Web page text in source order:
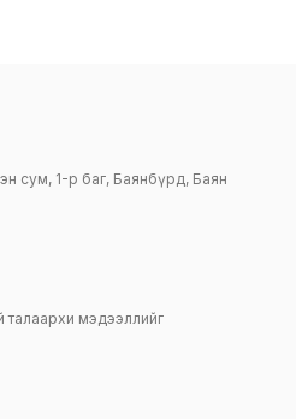
сум, 1-р баг, Баянбүрд, Баян
мэдээллийг